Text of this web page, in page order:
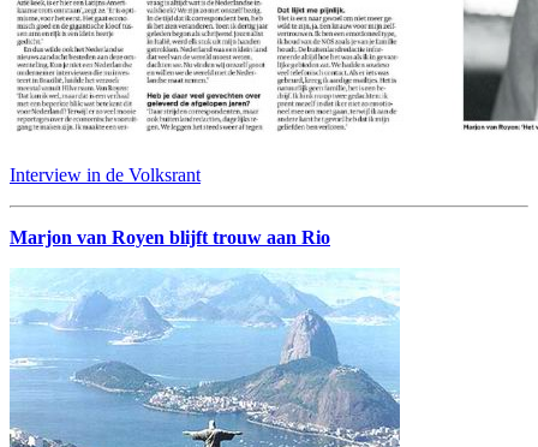
Interview in de Volksrant
Marjon van Royen blijft trouw aan Rio